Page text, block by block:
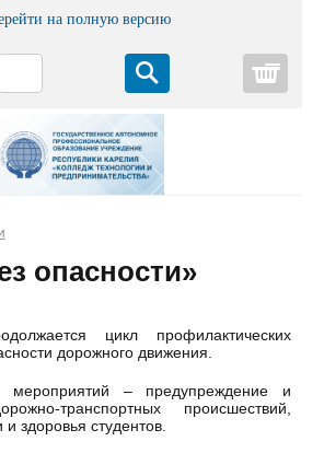
на полную версию
опасности»
цикл профилактических
дорожного движения.
– предупреждение и
транспортных происшествий,
здоровья студентов.